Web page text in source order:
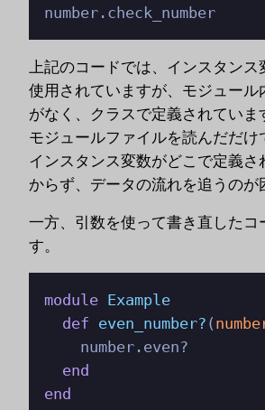
number.check_number
上記のコードでは、インスタンス
使用されていますが、モジュール
がなく、クラスで定義されていま
モジュールファイルを読んだだけ
インスタンス変数がどこで定義さ
からず、データの流れを追うのが
一方、引数を使って書き直したコ
す。
module Example
def even_number? (
end
end